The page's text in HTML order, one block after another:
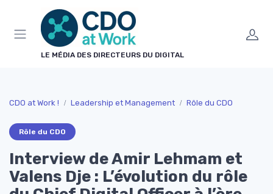
LE MÉDIA DES DIRECTEURS DU DIGITAL
CDO at Work ! Leadership et Management Rôle du CDO
Rôle du CDO
Interview de Amir Lehmam et
Valens Dje : L’évolution du rôle
Panneau de gestion des cookies